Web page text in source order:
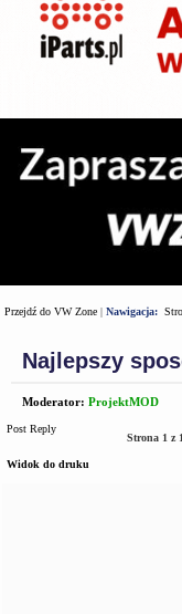
Przejdź do VW Zone | Nawigacja:
Najlepszy
Moderator: ProjektMOD
Post Reply
Strona 1 z 1
Widok do druku